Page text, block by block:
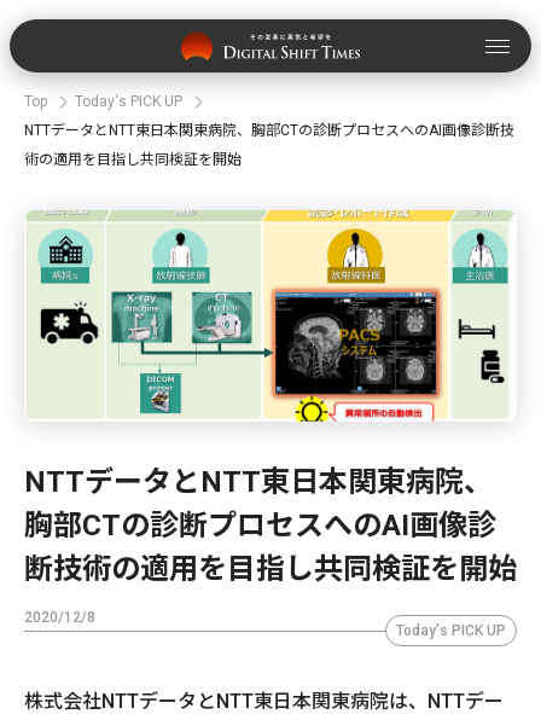
Top
Today's PICK UP
NTTデータとNTT東日本関東病院、胸部CTの診断プロセスへのAI画像診断技
術の適用を目指し共同検証を開始
NTTデータとNTT東日本関東病院、
胸部CTの診断プロセスへのAI画像診
断技術の適用を目指し共同検証を開始
2020/12/8
Today's PICK UP
株式会社NTTデータとNTT東日本関東病院は、NTTデー